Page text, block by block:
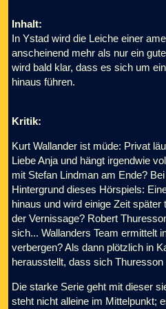
Inhalt:
In Ystad wird die Leiche einer
anscheinend mehr als nur ein
wird bald klar, dass es sich um
hinaus führen.
Kritik:
Kurt Wallander ist müde: Privat
Liebe Anja und hängt irgendwie
mit Stefan Lindman am Ende?
Hintergrund dieses Hörspiels:
hinaus und wird einige Zeit
der Vernissage? Robert
sich... Wallanders Team ermittelt
verbergen? Als dann plötzlich in
herausstellt, dass sich
Die starke Serie geht mit dieser
steht nicht alleine im Mittelpunkt;